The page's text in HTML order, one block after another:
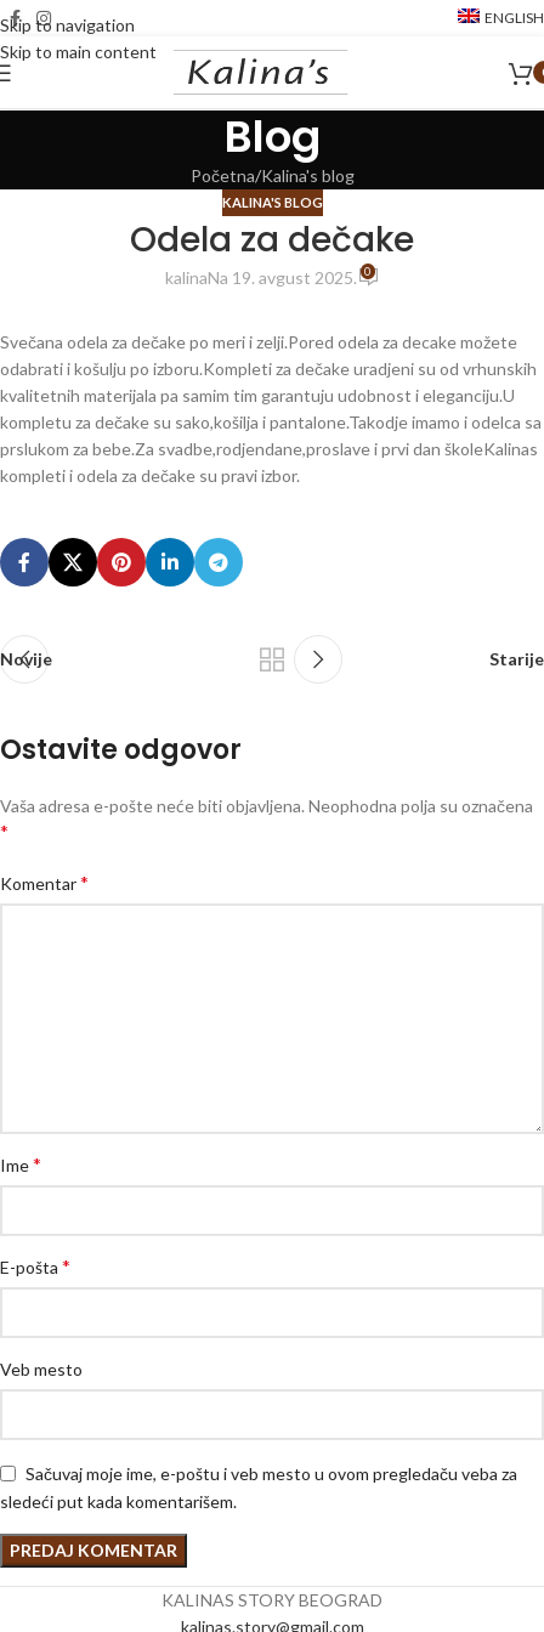
Skip to navigation
Skip to main content
ENGLISH
Blog
Početna Kalina's blog
KALINA'S BLOG
Odela za dečake
kalinaNa 19. avgust 2025. 0
Svečana odela za dečake po meri i zelji.Pored odela za decake možete
odabrati i košulju po izboru.Kompleti za dečake uradjeni su od vrhunskih
kvalitetnih materijala pa samim tim garantuju udobnost i eleganciju.U
kompletu za dečake su sako,košilja i pantalone.Takodje imamo i odelca sa
prslukom za bebe.Za svadbe,rodjendane,proslave i prvi dan školeKalinas
kompleti i odela za dečake su pravi izbor.
Novije Starije
Ostavite odgovor
Vaša adresa e-pošte neće biti objavljena. Neophodna polja su označena
*
Komentar*
Ime*
E-pošta *
Veb mesto
Sačuvaj moje ime, e-poštu i veb mesto u ovom pregledaču veba za
sledeći put kada komentarišem.
KALINAS STORY BEOGRAD
kalinas.story@gmail.com